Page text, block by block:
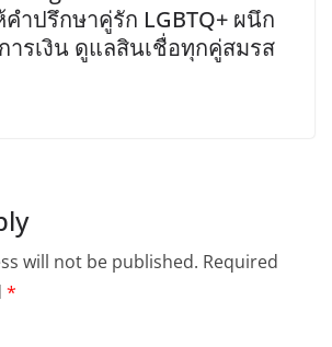
ำปรึกษาคู่รัก LGBTQ+ ผนึก
ารเงิน ดูแลสินเชื่อทุกคู่สมรส
will not be published. Required
*